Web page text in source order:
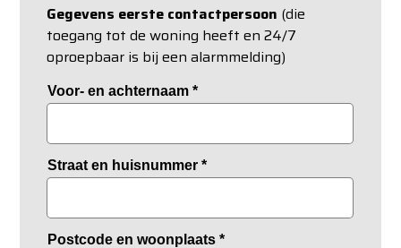
Gegevens eerste contactpersoon (die
toegang tot de woning heeft en 24/7
oproepbaar is bij een alarmmelding)
Voor- en achternaam*
Straat en huisnummer*
Postcode en woonplaats*